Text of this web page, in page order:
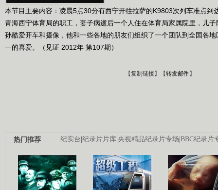
本节目主要内容：凌晨5点30分有西宁开往拉萨的K9803次列车准点到
青海西宁体育局的职工，妻子病逝后一个人住在体育局家属院里，儿
孙酷爱开车和摄像，他和一些各地的朋友们组织了一个团队到全国各
一的喜爱。（见证 2012年 第107期）
【复制链接】【转发邮件】
纪实台|纪录片片库|央视精品纪录片专场|BBC纪录片
热门推荐